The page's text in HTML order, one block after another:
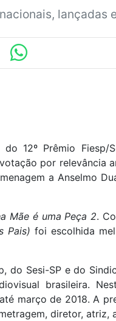
lançadas
12º Prêmio Fiesp/
por relevância
a Anselmo
Mãe é uma Peça 2.
Pais) foi escolhida
do Sesi-SP e do
brasileira.
março de 2018. A
diretor, atriz,